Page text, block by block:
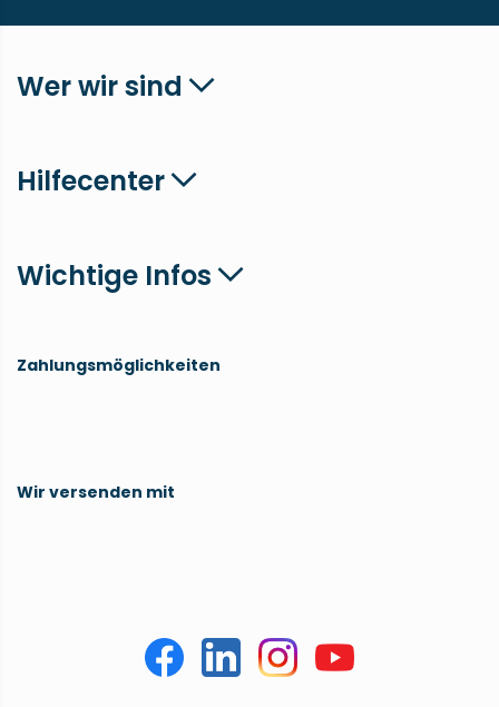
Wer wir sind
Hilfecenter
Wichtige Infos
Zahlungsmöglichkeiten
Wir versenden mit